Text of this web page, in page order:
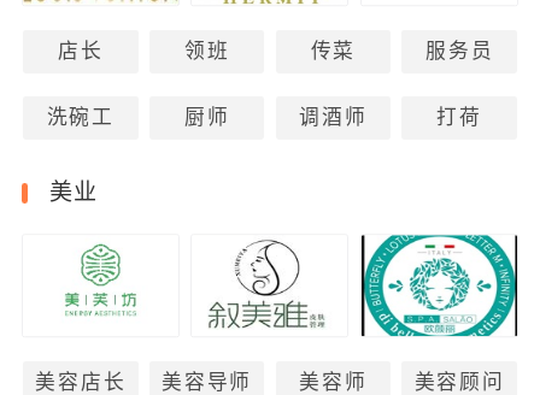
店长 领班 传菜 服务员
洗碗工 厨师 调酒师 打荷
美业
美容店长 美容导师 美容师 美容顾问